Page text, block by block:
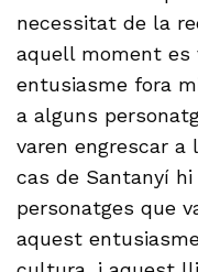
necessitat de la
aquell moment es
entusiasme fora
a alguns
varen engrescar a
cas de Santanyí
personatges que
aquest